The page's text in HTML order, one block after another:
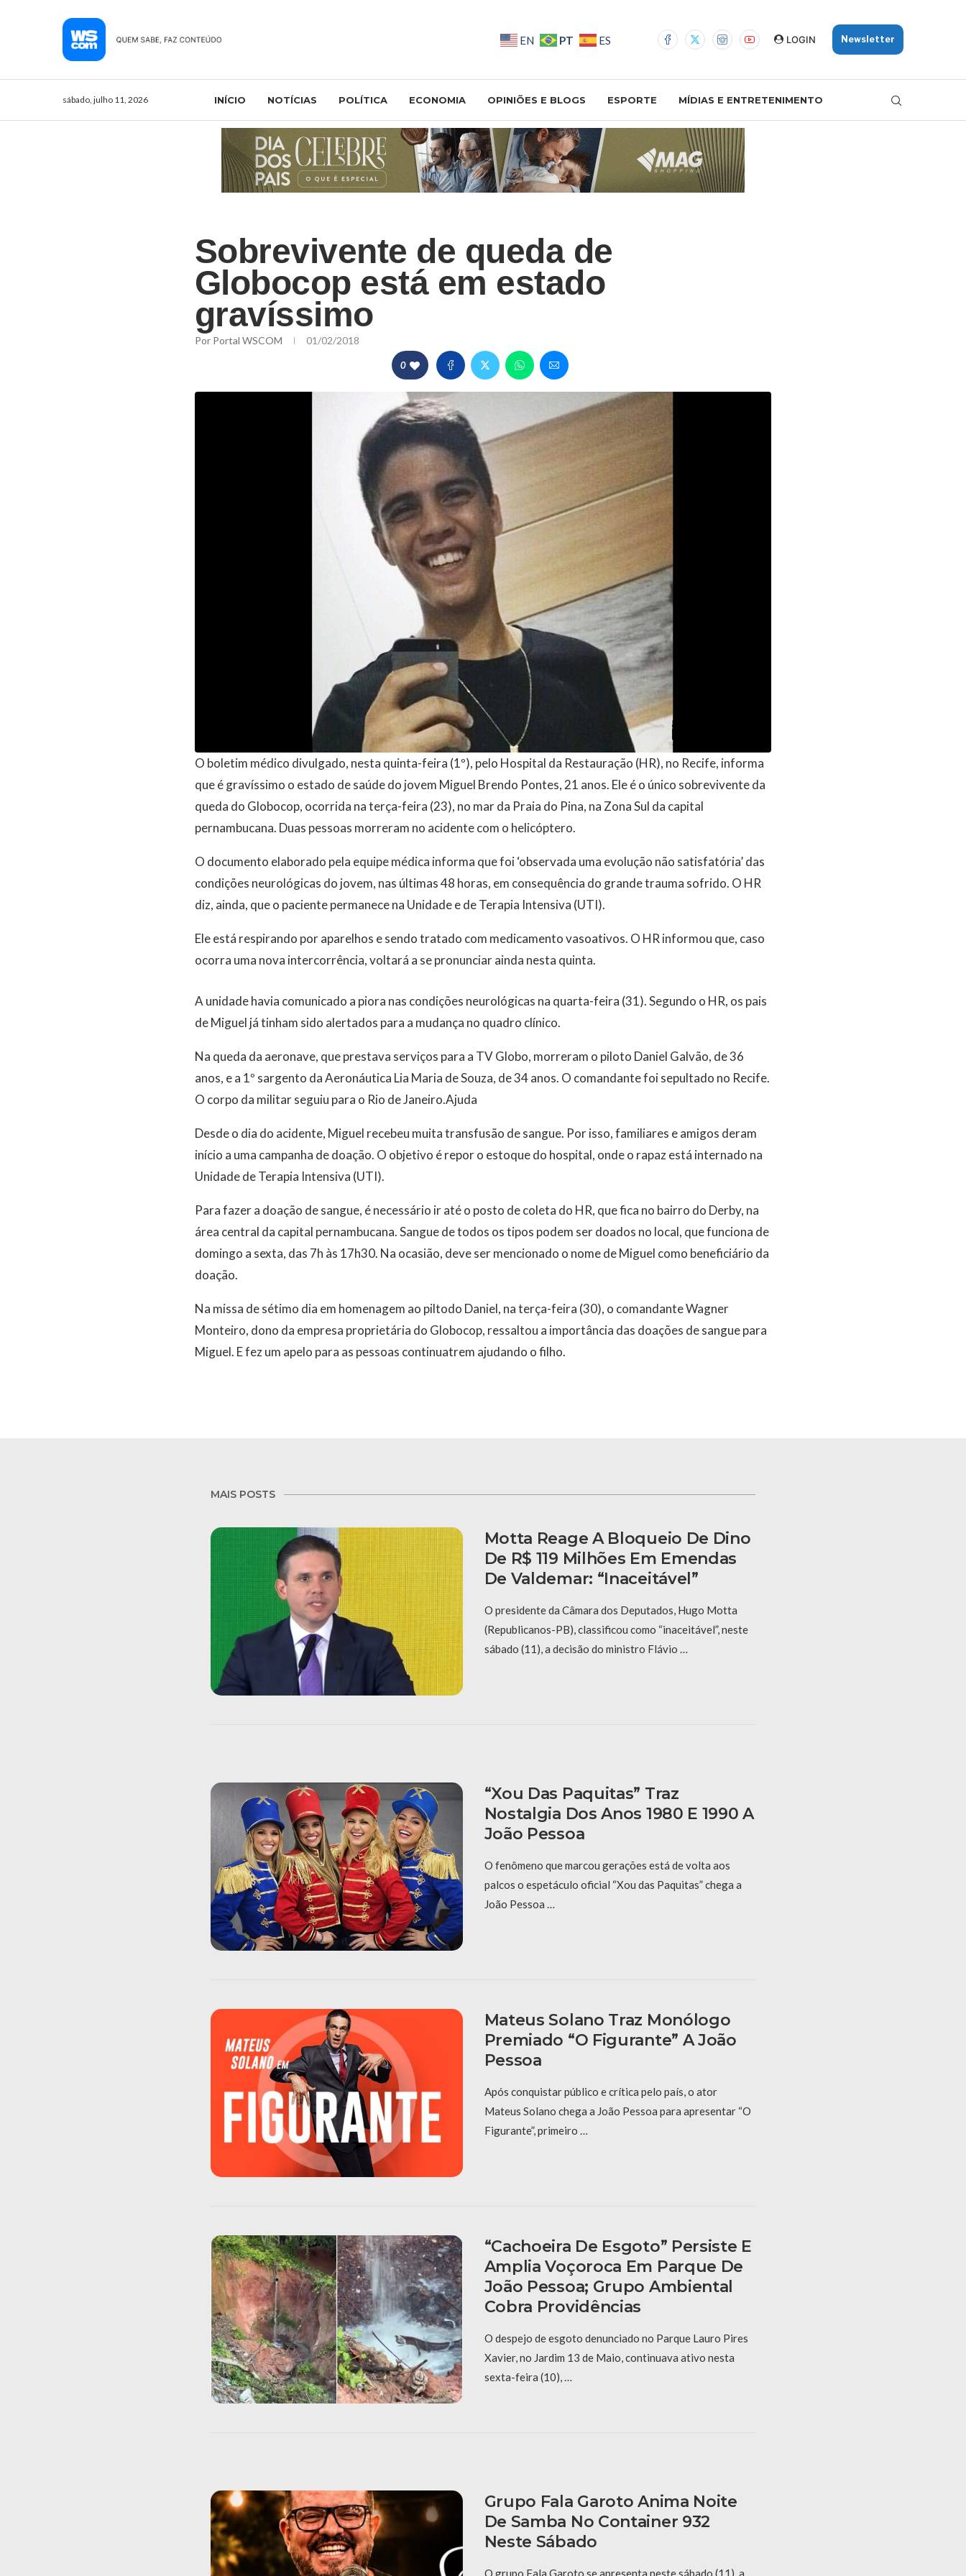
EN PT ES LOGIN Newsletter
sábado, julho 11, 2026 INÍCIO NOTÍCIAS POLÍTICA ECONOMIA OPINIÕES E BLOGS ESPORTE MÍDIAS E ENTRETENIMENTO
Sobrevivente de queda de
Globocop está em estado
gravíssimo
Por Portal WSCOM 01/02/2018
0
O boletim médico divulgado, nesta quinta-feira (1º), pelo Hospital da Restauração (HR), no Recife, informa
que é gravíssimo o estado de saúde do jovem Miguel Brendo Pontes, 21 anos. Ele é o único sobrevivente da
queda do Globocop, ocorrida na terça-feira (23), no mar da Praia do Pina, na Zona Sul da capital
pernambucana. Duas pessoas morreram no acidente com o helicóptero.
O documento elaborado pela equipe médica informa que foi ‘observada uma evolução não satisfatória’ das
condições neurológicas do jovem, nas últimas 48 horas, em consequência do grande trauma sofrido. O HR
diz, ainda, que o paciente permanece na Unidade e de Terapia Intensiva (UTI).
Ele está respirando por aparelhos e sendo tratado com medicamento vasoativos. O HR informou que, caso
ocorra uma nova intercorrência, voltará a se pronunciar ainda nesta quinta.
A unidade havia comunicado a piora nas condições neurológicas na quarta-feira (31). Segundo o HR, os pais
de Miguel já tinham sido alertados para a mudança no quadro clínico.
Na queda da aeronave, que prestava serviços para a TV Globo, morreram o piloto Daniel Galvão, de 36
anos, e a 1º sargento da Aeronáutica Lia Maria de Souza, de 34 anos. O comandante foi sepultado no Recife.
O corpo da militar seguiu para o Rio de Janeiro.Ajuda
Desde o dia do acidente, Miguel recebeu muita transfusão de sangue. Por isso, familiares e amigos deram
início a uma campanha de doação. O objetivo é repor o estoque do hospital, onde o rapaz está internado na
Unidade de Terapia Intensiva (UTI).
Para fazer a doação de sangue, é necessário ir até o posto de coleta do HR, que fica no bairro do Derby, na
área central da capital pernambucana. Sangue de todos os tipos podem ser doados no local, que funciona de
domingo a sexta, das 7h às 17h30. Na ocasião, deve ser mencionado o nome de Miguel como beneficiário da
doação.
Na missa de sétimo dia em homenagem ao piltodo Daniel, na terça-feira (30), o comandante Wagner
Monteiro, dono da empresa proprietária do Globocop, ressaltou a importância das doações de sangue para
Miguel. E fez um apelo para as pessoas continuatrem ajudando o filho.
MAIS POSTS
Motta Reage A Bloqueio De Dino
De R$ 119 Milhões Em Emendas
De Valdemar: “Inaceitável”
O presidente da Câmara dos Deputados, Hugo Motta
(Republicanos-PB), classificou como “inaceitável”, neste
sábado (11), a decisão do ministro Flávio …
“Xou Das Paquitas” Traz
Nostalgia Dos Anos 1980 E 1990 A
João Pessoa
O fenômeno que marcou gerações está de volta aos
palcos o espetáculo oficial “Xou das Paquitas” chega a
João Pessoa …
Mateus Solano Traz Monólogo
Premiado “O Figurante” A João
Pessoa
Após conquistar público e crítica pelo país, o ator
Mateus Solano chega a João Pessoa para apresentar “O
Figurante”, primeiro …
“Cachoeira De Esgoto” Persiste E
Amplia Voçoroca Em Parque De
João Pessoa; Grupo Ambiental
Cobra Providências
O despejo de esgoto denunciado no Parque Lauro Pires
Xavier, no Jardim 13 de Maio, continuava ativo nesta
sexta-feira (10), …
Grupo Fala Garoto Anima Noite
De Samba No Container 932
Neste Sábado
O grupo Fala Garoto se apresenta neste sábado (11), a